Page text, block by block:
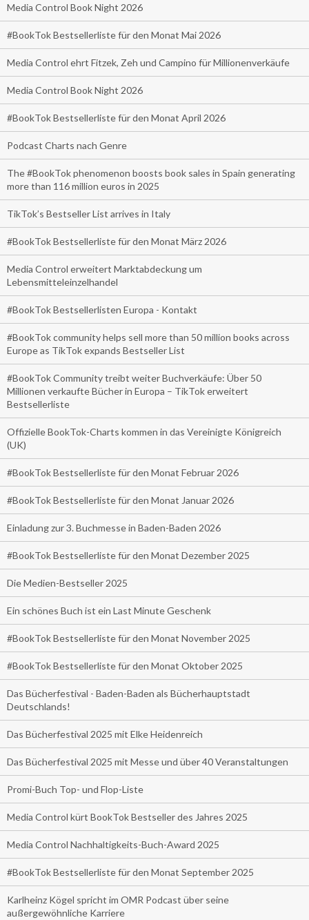
Media Control Book Night 2026
#BookTok Bestsellerliste für den Monat Mai 2026
Media Control ehrt Fitzek, Zeh und Campino für Millionenverkäufe
Media Control Book Night 2026
#BookTok Bestsellerliste für den Monat April 2026
Podcast Charts nach Genre
The #BookTok phenomenon boosts book sales in Spain generating
more than 116 million euros in 2025
TikTok’s Bestseller List arrives in Italy
#BookTok Bestsellerliste für den Monat März 2026
Media Control erweitert Marktabdeckung um
Lebensmitteleinzelhandel
#BookTok Bestsellerlisten Europa - Kontakt
#BookTok community helps sell more than 50 million books across
Europe as TikTok expands Bestseller List
#BookTok Community treibt weiter Buchverkäufe: Über 50
Millionen verkaufte Bücher in Europa – TikTok erweitert
Bestsellerliste
Offizielle BookTok-Charts kommen in das Vereinigte Königreich
(UK)
#BookTok Bestsellerliste für den Monat Februar 2026
#BookTok Bestsellerliste für den Monat Januar 2026
Einladung zur 3. Buchmesse in Baden-Baden 2026
#BookTok Bestsellerliste für den Monat Dezember 2025
Die Medien-Bestseller 2025
Ein schönes Buch ist ein Last Minute Geschenk
#BookTok Bestsellerliste für den Monat November 2025
#BookTok Bestsellerliste für den Monat Oktober 2025
Das Bücherfestival - Baden-Baden als Bücherhauptstadt
Deutschlands!
Das Bücherfestival 2025 mit Elke Heidenreich
Das Bücherfestival 2025 mit Messe und über 40 Veranstaltungen
Promi-Buch Top- und Flop-Liste
Media Control kürt BookTok Bestseller des Jahres 2025
Media Control Nachhaltigkeits-Buch-Award 2025
#BookTok Bestsellerliste für den Monat September 2025
Karlheinz Kögel spricht im OMR Podcast über seine
außergewöhnliche Karriere